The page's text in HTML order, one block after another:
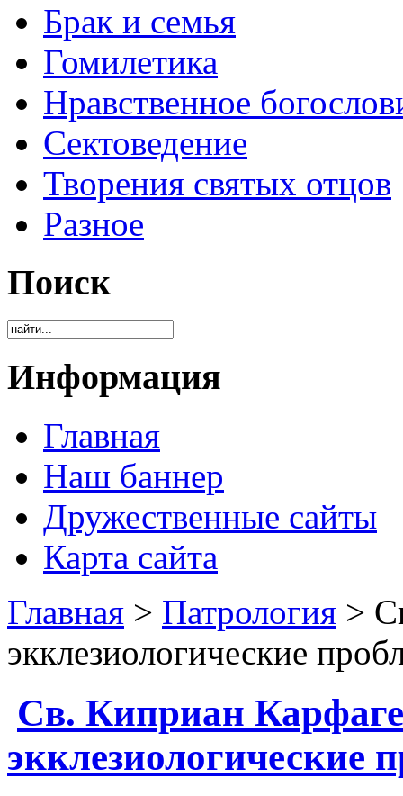
Брак и семья
Гомилетика
Нравственное
Сектоведение
Творения святых отцов
Разное
Поиск
Информация
Главная
Наш баннер
Дружественные сайты
Карта сайта
Главная > Патрология >
экклезиологические
Св. Киприан